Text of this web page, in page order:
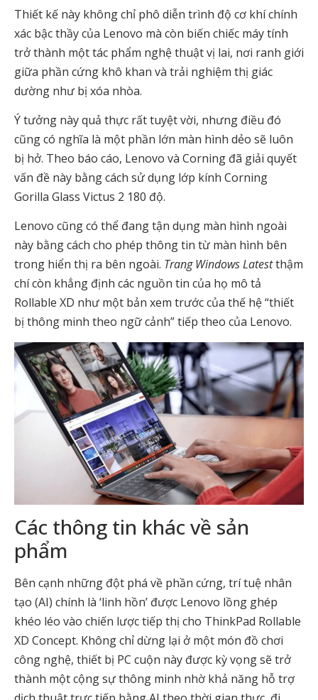
Thiết kế này không chỉ phô diễn trình độ cơ khí chính
xác bậc thầy của Lenovo mà còn biến chiếc máy tính
trở thành một tác phẩm nghệ thuật vị lai, nơi ranh giới
giữa phần cứng khô khan và trải nghiệm thị giác
dường như bị xóa nhòa.
Ý tưởng này quả thực rất tuyệt vời, nhưng điều đó
cũng có nghĩa là một phần lớn màn hình dẻo sẽ luôn
bị hở. Theo báo cáo, Lenovo và Corning đã giải quyết
vấn đề này bằng cách sử dụng lớp kính Corning
Gorilla Glass Victus 2 180 độ.
Lenovo cũng có thể đang tận dụng màn hình ngoài
này bằng cách cho phép thông tin từ màn hình bên
trong hiển thị ra bên ngoài. Trang Windows Latestthậm
chí còn khẳng định các nguồn tin của họ mô tả
Rollable XD như một bản xem trước của thế hệ “thiết
bị thông minh theo ngữ cảnh” tiếp theo của Lenovo.
Các thông tin khác về sản
phẩm
Bên cạnh những đột phá về phần cứng, trí tuệ nhân
tạo (AI) chính là ‘linh hồn’ được Lenovo lồng ghép
khéo léo vào chiến lược tiếp thị cho ThinkPad Rollable
XD Concept. Không chỉ dừng lại ở một món đồ chơi
công nghệ, thiết bị PC cuộn này được kỳ vọng sẽ trở
thành một cộng sự thông minh nhờ khả năng hỗ trợ